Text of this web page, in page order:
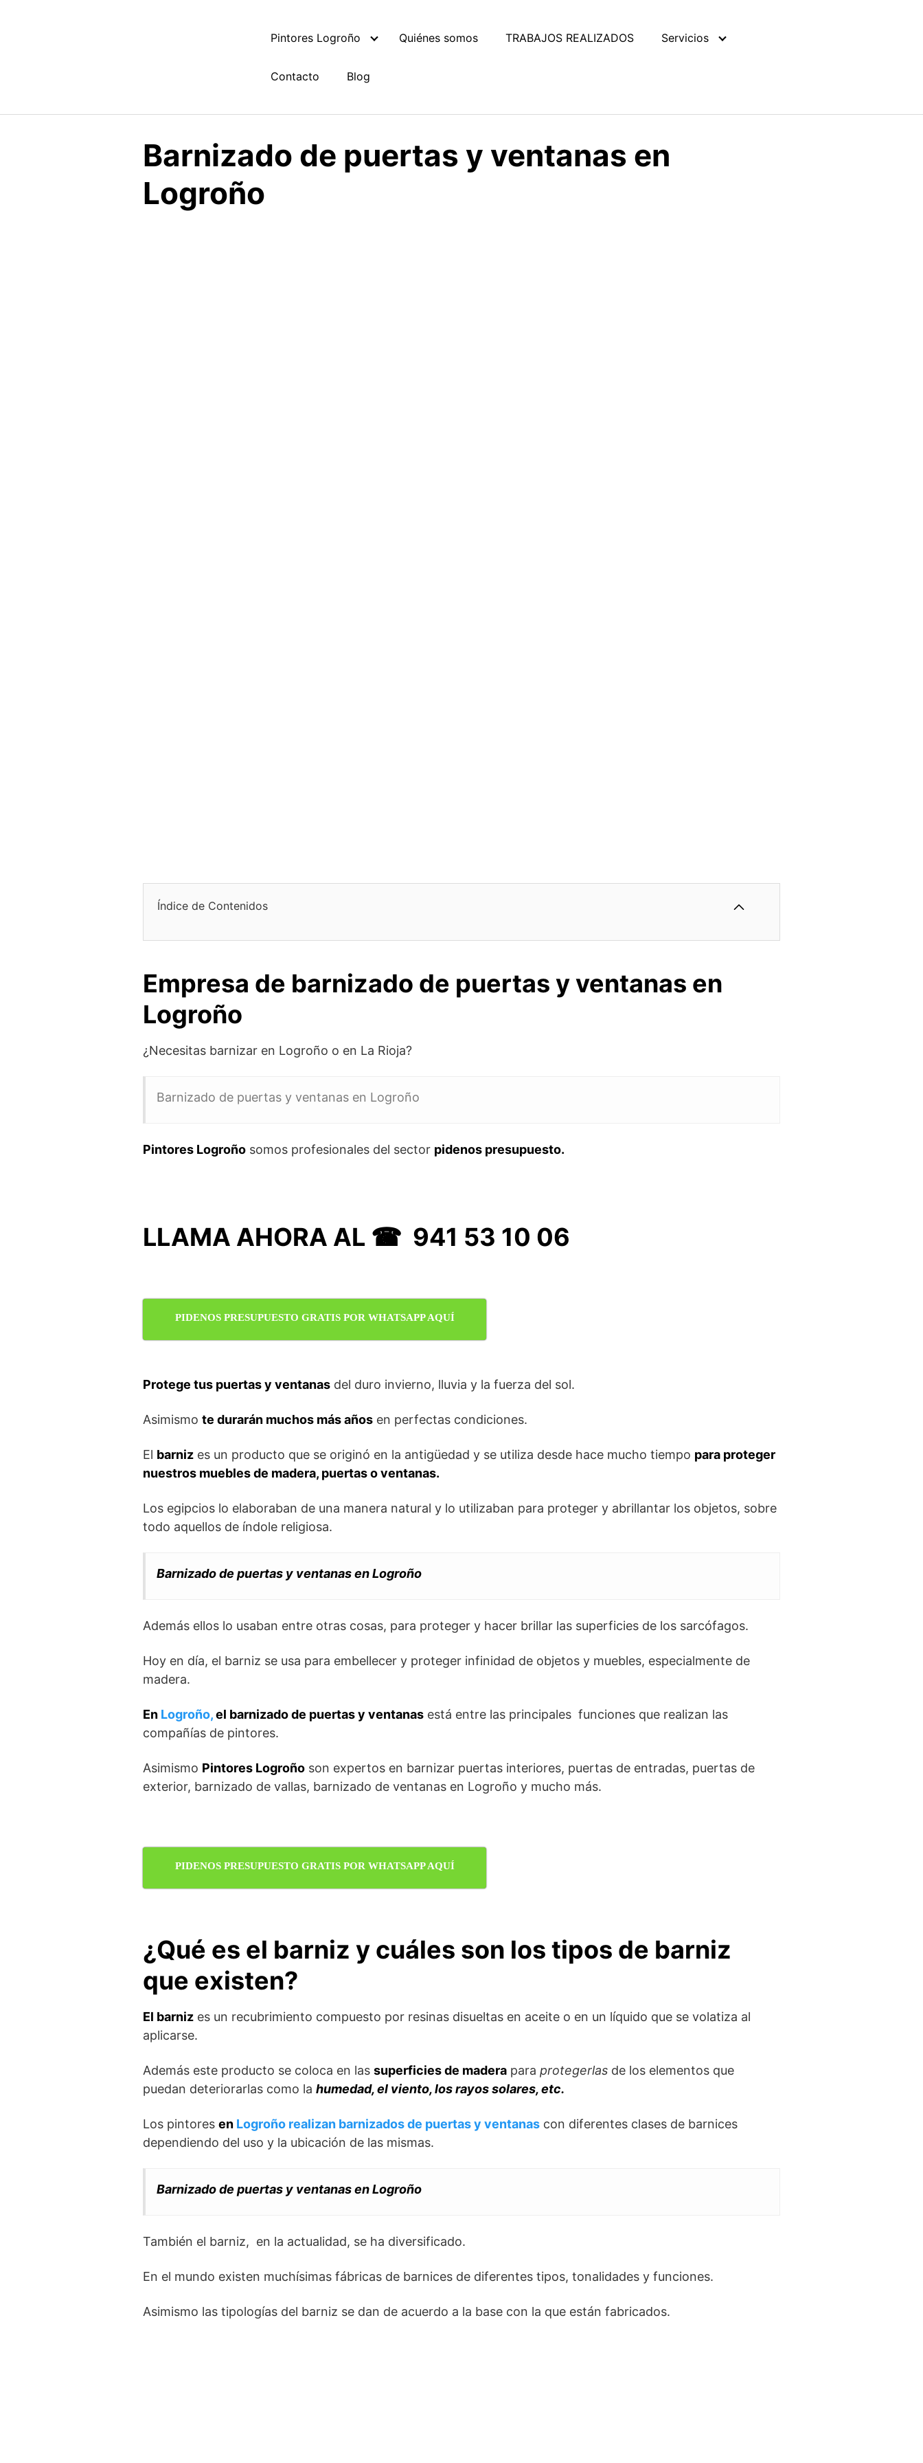
Pintores Logroño Quiénes somos TRABAJOS REALIZADOS Servicios
Contacto Blog
Barnizado de puertas y ventanas en
Logroño
Índice de Contenidos
Empresa de barnizado de puertas y ventanas en
Logroño
¿Necesitas barnizar en Logroño o en La Rioja?
Barnizado de puertas y ventanas en Logroño
Pintores Logroño somos profesionales del sector pidenos presupuesto.
LLAMA AHORA AL ☎ 941 53 10 06
PIDENOS PRESUPUESTO GRATIS POR WHATSAPP AQUÍ
Protege tus puertas y ventanas del duro invierno, lluvia y la fuerza del sol.
Asimismo te durarán muchos más años en perfectas condiciones.
El barniz es un producto que se originó en la antigüedad y se utiliza desde hace mucho tiempo para proteger
nuestros muebles de madera, puertas o ventanas.
Los egipcios lo elaboraban de una manera natural y lo utilizaban para proteger y abrillantar los objetos, sobre
todo aquellos de índole religiosa.
Barnizado de puertas y ventanas en Logroño
Además ellos lo usaban entre otras cosas, para proteger y hacer brillar las superficies de los sarcófagos.
Hoy en día, el barniz se usa para embellecer y proteger infinidad de objetos y muebles, especialmente de
madera.
En Logroño,el barnizado de puertas y ventanas está entre las principales funciones que realizan las
compañías de pintores.
Asimismo Pintores Logroño son expertos en barnizar puertas interiores, puertas de entradas, puertas de
exterior, barnizado de vallas, barnizado de ventanas en Logroño y mucho más.
PIDENOS PRESUPUESTO GRATIS POR WHATSAPP AQUÍ
¿Qué es el barniz y cuáles son los tipos de barniz
que existen?
El barniz es un recubrimiento compuesto por resinas disueltas en aceite o en un líquido que se volatiza al
aplicarse.
Además este producto se coloca en las superficies de madera para protegerlas de los elementos que
puedan deteriorarlas como la humedad, el viento, los rayos solares, etc.
Los pintores en Logroño realizan barnizados de puertas y ventanas con diferentes clases de barnices
dependiendo del uso y la ubicación de las mismas.
Barnizado de puertas y ventanas en Logroño
También el barniz, en la actualidad, se ha diversificado.
En el mundo existen muchísimas fábricas de barnices de diferentes tipos, tonalidades y funciones.
Asimismo las tipologías del barniz se dan de acuerdo a la base con la que están fabricados.